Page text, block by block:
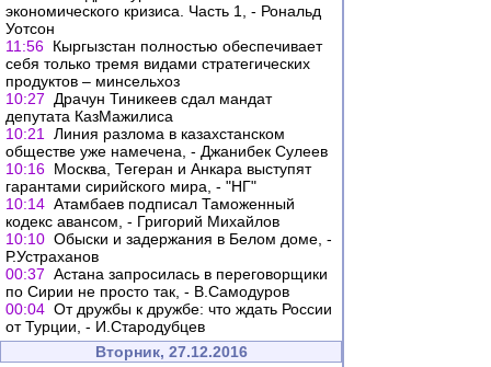
экономического кризиса. Часть 1, - Рональд
Уотсон
11:56 Кыргызстан полностью обеспечивает
себя только тремя видами стратегических
продуктов – минсельхоз
10:27
Драчун Тиникеев сдал мандат
депутата КазМажилиса
10:21
Линия разлома в казахстанском
обществе уже намечена, - Джанибек Сулеев
10:16 Москва, Тегеран и Анкара выступят
гарантами сирийского мира, - "НГ"
10:14 Атамбаев подписал Таможенный
кодекс авансом, - Григорий Михайлов
10:10 Обыски и задержания в Белом доме, -
Р.Устраханов
00:37 Астана запросилась в переговорщики
по Сирии не просто так, - В.Самодуров
00:04 От дружбы к дружбе: что ждать России
от Турции, - И.Стародубцев
Вторник, 27.12.2016